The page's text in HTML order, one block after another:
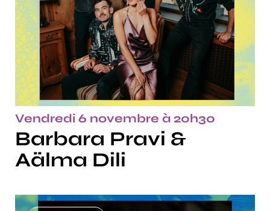
Vendredi 6 novembre à 20h30
Barbara Pravi &
Aälma Dili